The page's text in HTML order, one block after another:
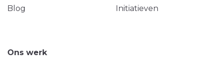
Blog Initiatieven
Ons werk